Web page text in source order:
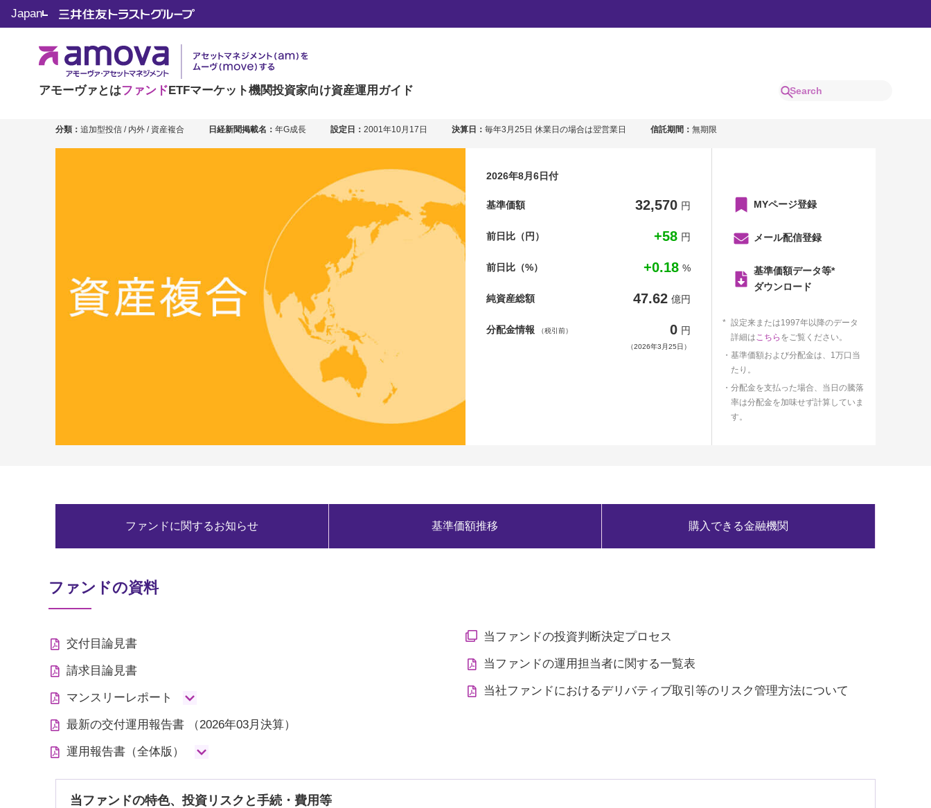
アモーヴァとはファンドETFマーケット機関投資家向け資産運用ガイド
Japan
年金積立 グローバル・ラップ・バランス（成長型）
愛称：ＤＣ グローバル・ラップ・バランス（成長型）
分類： 追加型投信 / 内外 / 資産複合 日経新聞掲載名： 年G成長 設定日： 2001年10月17日 決算日： 毎年3月25日 休業日の場合は翌営業日 信託期間： 無期限
2026年8月6日付
基準価額 32,570 円
前日比（円） +58 円
前日比（%） +0.18 %
純資産総額 47.62 億円
分配金情報 （税引前） 0 円
（2026年3月25日）
MYページ登録
メール配信登録
基準価額データ等*
ダウンロード
設定来または1997年以降のデータ
詳細はこちら をご覧ください。
基準価額および分配金は、1万口当
たり。
分配金を支払った場合、当日の騰落
率は分配金を加味せず計算していま
す。
ファンドに関するお知らせ 基準価額推移 購入できる金融機関
ファンドの資料
交付目論見書
請求目論見書
マンスリーレポート
最新の交付運用報告書 （2026年03月決算）
運用報告書（全体版）
当ファンドの投資判断決定プロセス
当ファンドの運用担当者に関する一覧表
当社ファンドにおけるデリバティブ取引等のリスク管理方法について
当ファンドの特色、投資リスクと手続・費用等